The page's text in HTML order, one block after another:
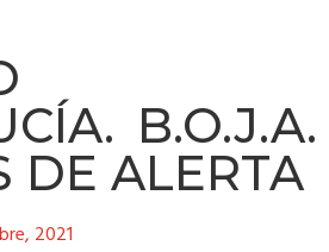
B.O.J.A.
DE ALERTA
2021